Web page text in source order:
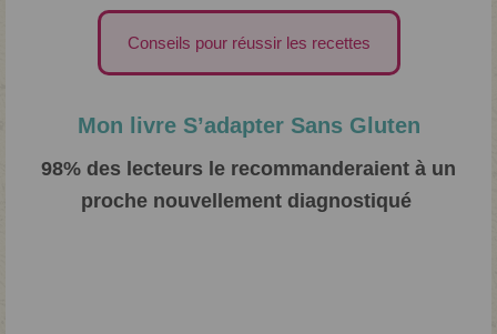
Conseils pour réussir les recettes
Mon livre S’adapter Sans Gluten
98% des lecteurs le recommanderaient à un
proche nouvellement diagnostiqué